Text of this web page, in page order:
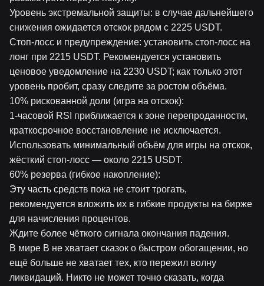
Уровень экстремальной защиты: в случае дальнейшего
снижения ожидается отскок рядом с 2225 USDT.
Стоп-лосс и предупреждение: установить стоп-лосс на
лонг при 2215 USDT. Рекомендуется установить
ценовое уведомление на 2230 USDT; как только этот
уровень пробит, сразу следите за ростом объёма.
10% рискованной доли (игра на отскок):
1-часовой RSI приближается к зоне перепроданности,
краткосрочное восстановление не исключается.
Использовать минимальный объём для игры на отскок,
жёсткий стоп-лосс — около 2215 USDT.
60% резерва (гибкое накопление):
Эту часть средств пока не стоит трогать,
рекомендуется вложить их в гибкие продукты на бирже
для начисления процентов.
Ждите более чёткого сигнала окончания падения.
В мире B не хватает сказок о быстром обогащении, но
ещё больше не хватает тех, кто пережил волну
ликвидаций. Никто не может точно сказать, когда